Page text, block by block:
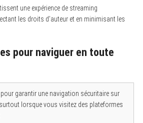
une expérience de streaming
les droits d’auteur et en minimisant les
pour naviguer en toute
garantir une navigation sécuritaire sur
lorsque vous visitez des plateformes